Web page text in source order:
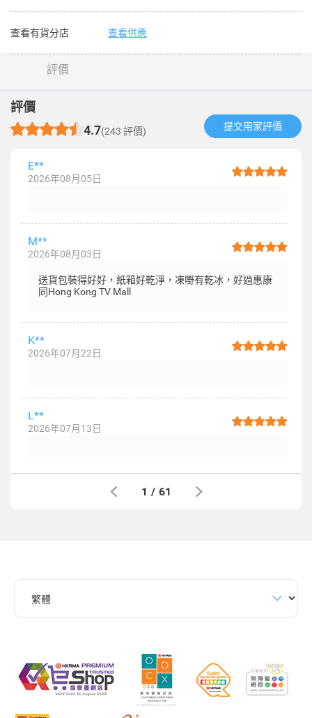
查看有貨分店 查看供應
評價
評價
4.7(243 評價) 提交用家評價​
E**
2026年08月05日
M**
2026年08月03日
送貨包裝得好好，紙箱好乾淨，凍嘢有乾冰，好過惠康
同Hong Kong TV Mall
K**
2026年07月22日
L**
2026年07月13日
1 / 61